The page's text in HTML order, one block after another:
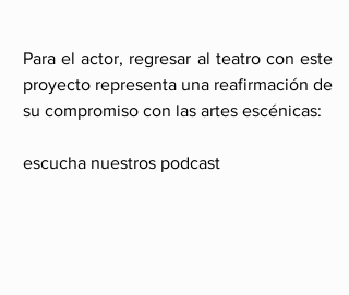
Para el actor, regresar al teatro con este
proyecto representa una reafirmación de
su compromiso con las artes escénicas:
escucha nuestros podcast